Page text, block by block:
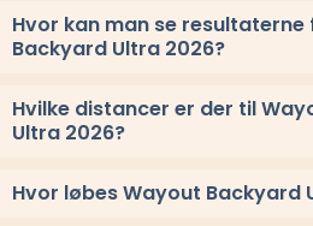
Wayout Backyard Ultra 2026 løbes
Hvor kan man se
Backyard Ultra 2026?
Se link til resultaterne eller se alle
Hvilke distancer er der til
Ultra 2026?
Til Wayout Backyard Ultra 2026 løbes
Hvor løbes Wayout Backyard